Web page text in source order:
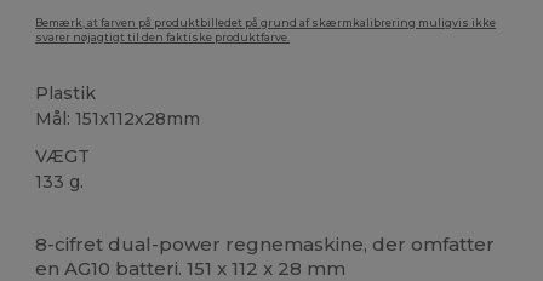
Bemærk, at farven på produktbilledet på grund af skærmkalibrering muligvis ikke
svarer nøjagtigt til den faktiske produktfarve.
Plastik
Mål: 151x112x28mm
VÆGT
133 g.
8-cifret dual-power regnemaskine, der omfatter
en AG10 batteri. 151 x 112 x 28 mm